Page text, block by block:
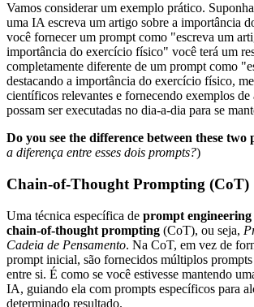
Vamos considerar um exemplo prático.
uma IA escreva um artigo sobre a importância
você fornecer um prompt como "escreva um
importância do exercício físico" você terá um
completamente diferente de um prompt como
destacando a importância do exercício físico,
científicos relevantes e fornecendo exemplos de
possam ser executadas no dia-a-dia para se
Do you see the difference between these two
a diferença entre esses dois prompts?)
Chain-of-Thought Prompting (CoT)
Uma técnica específica de prompt engineering
chain-of-thought prompting (CoT), ou seja,
Cadeia de Pensamento. Na CoT, em vez de
prompt inicial, são fornecidos múltiplos
entre si. É como se você estivesse mantendo
IA, guiando ela com prompts específicos para
determinado resultado.